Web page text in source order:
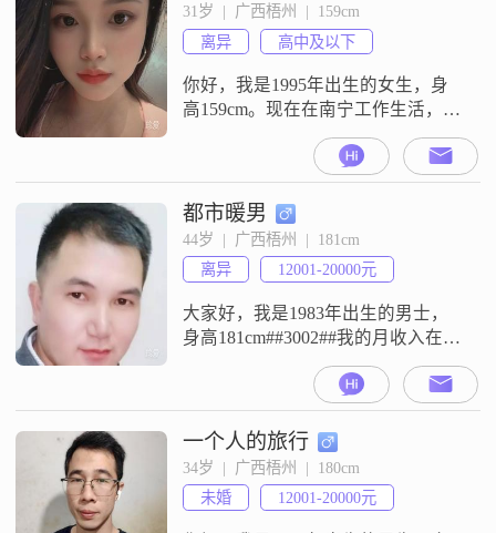
31岁  |  广西梧州  |  159cm
离异
高中及以下
你好，我是1995年出生的女生，身
高159cm。现在在南宁工作生活，月
收入在3001到5000元这个范围。我
的学历是高中及以下。平时我是一
个性格开朗爱笑的人，心态也比较
乐观积极。对于生活，我没有什么
太复杂的想法，更多是追求稳定安
逸的状态，觉得日子平平稳稳就很
好。我也一直向往简单幸福的生
活，觉得生活不需要太多复杂的东
西，
都市暖男
44岁  |  广西梧州  |  181cm
离异
12001-20000元
大家好，我是1983年出生的男士，
身高181cm##3002##我的月收入在
12001到20000元之间，目前在梧州
工作##3002##我的学历是大专
##3002##我是一个幽默风趣的人，
平时相处起来会比较轻松##3002##
我性格自信果断，在做决定时不会
犹豫不决##3002##平时表现成熟稳
重，做事有分寸##3002
一个人的旅行
34岁  |  广西梧州  |  180cm
未婚
12001-20000元